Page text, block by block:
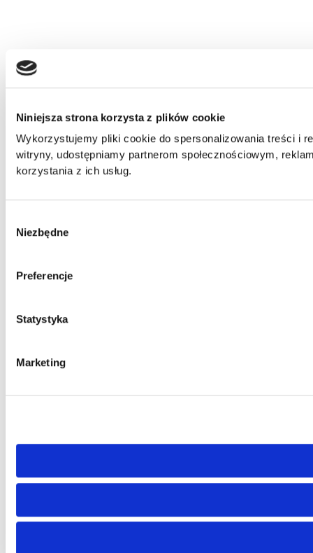
Niniejsza strona korzysta z plików cookie
Wykorzystujemy pliki cookie do spersonalizowania treści i
witryny, udostępniamy partnerom społecznościowym,
korzystania z ich usług.
zgody
Niezbędne
Preferencje
Statystyka
Marketing